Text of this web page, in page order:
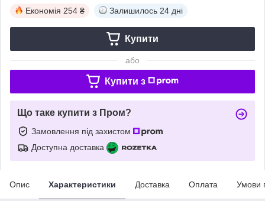
Економія 254 ₴ Залишилось 24 дні
Купити
або
Купити з
Що таке купити з Пром?
Замовлення під захистом
Доступна доставка
Опис Характеристики Доставка Оплата Умови